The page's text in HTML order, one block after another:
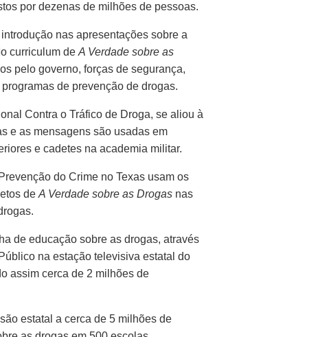
por dezenas de milhões de pessoas.
nas apresentações sobre a
curriculum de A Verdade sobre as
pelo governo, forças de segurança,
de prevenção de drogas.
Contra o Tráfico de Droga, se aliou à
e as mensagens são usadas em
e cadetes na academia militar.
do Crime no Texas usam os
de A Verdade sobre as Drogas nas
de educação sobre as drogas, através
na estação televisiva estatal do
assim cerca de 2 milhões de
estatal a cerca de 5 milhões de